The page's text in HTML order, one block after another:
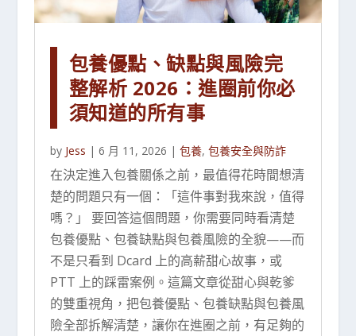
包養優點、缺點與風險完
整解析 2026：進圈前你必
須知道的所有事
by Jess | 6 月 11, 2026 | 包養, 包養安全與防詐
在決定進入包養關係之前，最值得花時間想清
楚的問題只有一個：「這件事對我來說，值得
嗎？」 要回答這個問題，你需要同時看清楚
包養優點、包養缺點與包養風險的全貌——而
不是只看到 Dcard 上的高薪甜心故事，或
PTT 上的踩雷案例。這篇文章從甜心與乾爹
的雙重視角，把包養優點、包養缺點與包養風
險全部拆解清楚，讓你在進圈之前，有足夠的